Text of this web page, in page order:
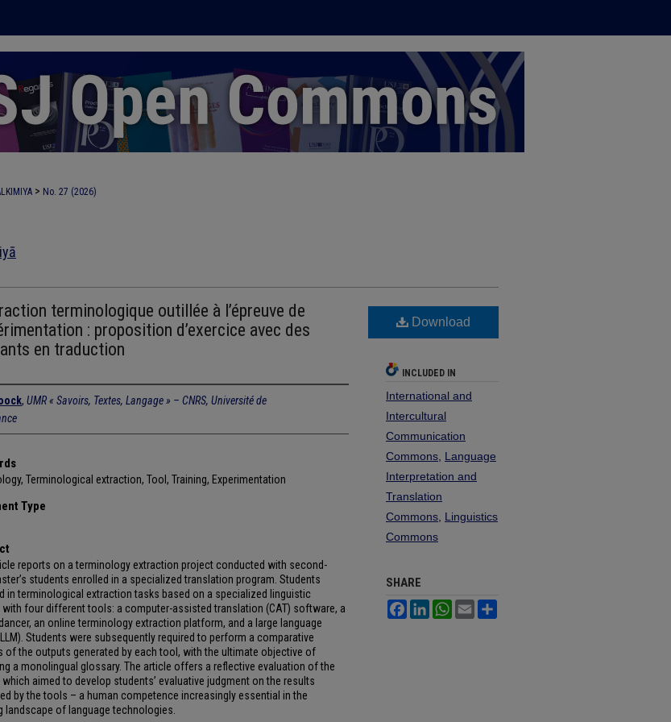
> No. 27 (2026)
terminologique outillée à l’épreuve de
: proposition d’exercice avec des
en traduction
, UMR « Savoirs, Textes, Langage » – CNRS, Université de
Terminological extraction, Tool, Training, Experimentation
Type
reports on a terminology extraction project conducted with second-
students enrolled in a specialized translation program. Students
in terminological extraction tasks based on a specialized linguistic
with four different tools: a computer-assisted translation (CAT) software, a
an online terminology extraction platform, and a large language
Students were subsequently required to perform a comparative
of the outputs generated by each tool, with the ultimate objective of
a monolingual glossary. The article offers a reflective evaluation of the
aimed to develop students’ evaluative judgment on the results
by the tools – a human competence increasingly essential in the
landscape of language technologies.
Download
INCLUDED IN
International and
Intercultural
Communication
Commons, Language
Interpretation and
Translation
Commons, Linguistics
Commons
SHARE
FacebookLinkedInWhatsApp
Email